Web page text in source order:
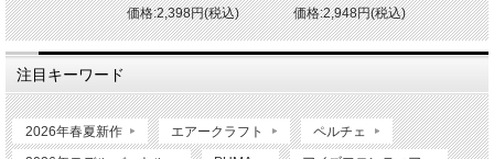
価格:2,398円(税込) 価格:2,948円(税込)
注目キーワード
2026年春夏新作 エアークラフト ペルチェ